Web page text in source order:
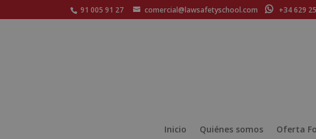
91 005 91 27 comercial@lawsafetyschool.com +34 629
Inicio Quiénes somos Oferta